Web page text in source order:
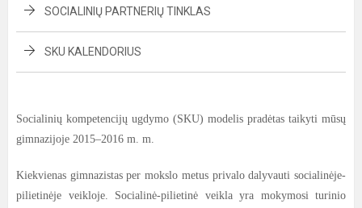
SOCIALINIŲ PARTNERIŲ TINKLAS
SKU KALENDORIUS
Socialinių kompetencijų ugdymo (SKU) modelis pradėtas taikyti mūsų
gimnazijoje 2015–2016 m. m.
Kiekvienas gimnazistas per mokslo metus privalo dalyvauti socialinėje-
pilietinėje veikloje. Socialinė-pilietinė veikla yra mokymosi turinio